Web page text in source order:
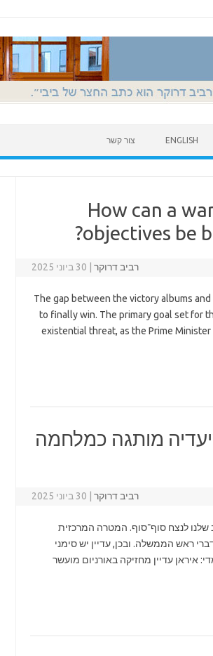
ENGLISH צור קשר
How can a
objectives be
רביב דרוקר 30 ביוני 2025
The gap between the victory albums
to finally win. The primary goal set for
existential threat, as the Prime
מותגה כמלחמה
רביב דרוקר 30 ביוני 2025
לנצח סוף־סוף. המטרה המרכזית
ראש הממשלה. ובכן, עדיין יש סימני
איראן עדיין מחזיקה באורניום מועשר